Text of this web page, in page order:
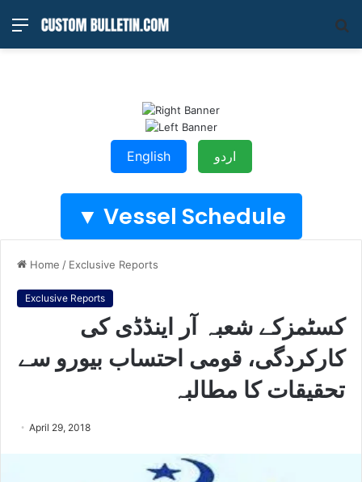
Menu
English اردو
Vessel Schedule ▼
Home / Exclusive Reports
Exclusive Reports
کسٹمزکے شعبہ آر اینڈڈی کی
کارکردگی، قومی احتساب بیورو سے
تحقیقات کا مطالبہ
April 29, 2018